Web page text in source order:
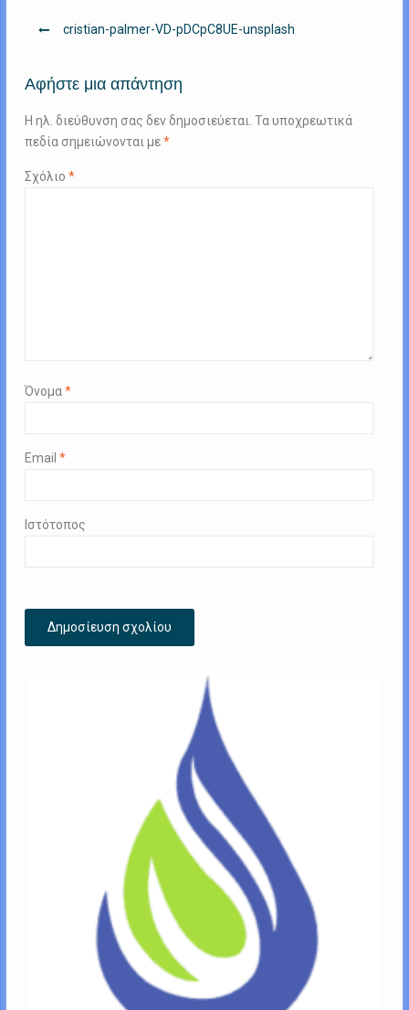
Πλοήγηση
cristian-palmer-VD-pDCpC8UE-unsplash
Αφήστε μια απάντηση
Η ηλ. διεύθυνση σας δεν δημοσιεύεται. Τα υποχρεωτικά
πεδία σημειώνονται με*
Σχόλιο *
Όνομα*
Email *
Ιστότοπος